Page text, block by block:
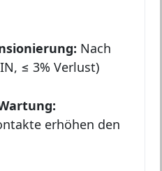
Nach
≤ 3% Verlust)
erhöhen den